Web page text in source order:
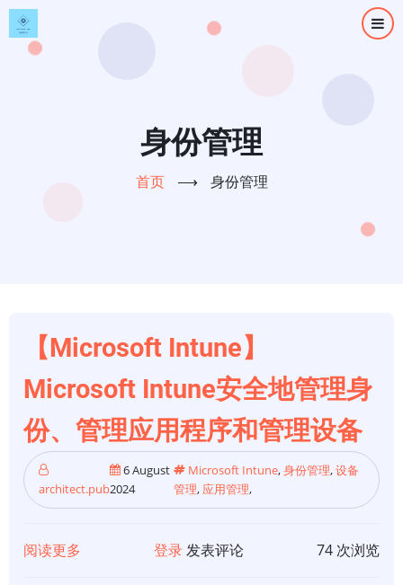
跳
转
身份管理
首页 ⟶ 身份管理
【Microsoft Intune】
Microsoft Intune安全地管理身
份、管理应用程序和管理设备
architect.pub
6 August
2024
Microsoft Intune,身份管理,设备
管理, 应用管理,
阅读更多 登录发表评论 74 次浏览